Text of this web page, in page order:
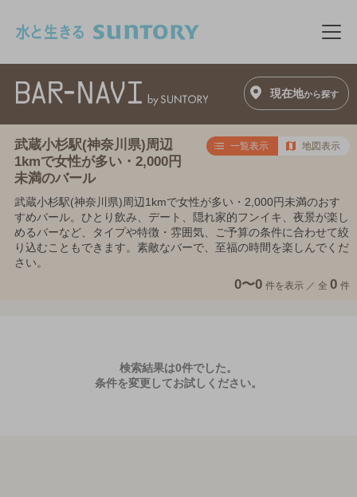
メ
現在地から探す
武蔵小杉駅(神奈川県)周辺
1kmで女性が多い・2,000円
未満のバール
一覧表示 地図表示
武蔵小杉駅(神奈川県)周辺1kmで女性が多い・2,000円未満のおす
すめバール。ひとり飲み、デート、隠れ家的フンイキ、夜景が楽し
めるバーなど、タイプや特徴・雰囲気、ご予算の条件に合わせて絞
り込むこともできます。素敵なバーで、至福の時間を楽しんでくだ
さい。
0〜0 件を表示 ／ 全 0 件
検索結果は0件でした。
条件を変更してお試しください。